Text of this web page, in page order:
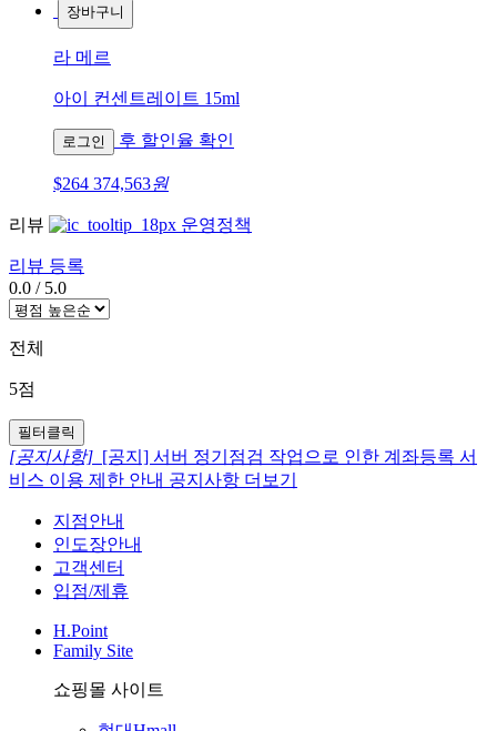
장바구니
라 메르
아이 컨센트레이트 15ml
로그인 후 할인율 확인
$264 374,563원
리뷰 운영정책
리뷰 등록
0.0 / 5.0
전체
5점
필터클릭
[공지사항] [공지] 서버 정기점검 작업으로 인한 계좌등록 서
비스 이용 제한 안내 공지사항 더보기
지점안내
인도장안내
고객센터
입점/제휴
H.Point
Family Site
쇼핑몰 사이트